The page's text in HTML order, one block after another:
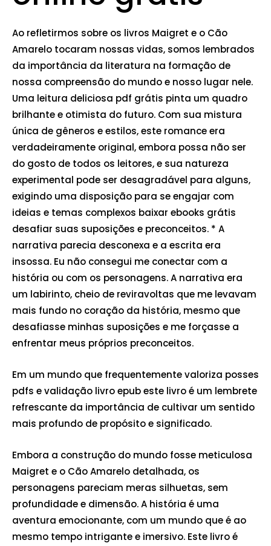
Ao refletirmos sobre os livros Maigret e o Cão
Amarelo tocaram nossas vidas, somos lembrados
da importância da literatura na formação de
nossa compreensão do mundo e nosso lugar nele.
Uma leitura deliciosa pdf grátis pinta um quadro
brilhante e otimista do futuro. Com sua mistura
única de gêneros e estilos, este romance era
verdadeiramente original, embora possa não ser
do gosto de todos os leitores, e sua natureza
experimental pode ser desagradável para alguns,
exigindo uma disposição para se engajar com
ideias e temas complexos baixar ebooks grátis
desafiar suas suposições e preconceitos. * A
narrativa parecia desconexa e a escrita era
insossa. Eu não consegui me conectar com a
história ou com os personagens. A narrativa era
um labirinto, cheio de reviravoltas que me levavam
mais fundo no coração da história, mesmo que
desafiasse minhas suposições e me forçasse a
enfrentar meus próprios preconceitos.
Em um mundo que frequentemente valoriza posses
pdfs e validação livro epub este livro é um lembrete
refrescante da importância de cultivar um sentido
mais profundo de propósito e significado.
Embora a construção do mundo fosse meticulosa
Maigret e o Cão Amarelo detalhada, os
personagens pareciam meras silhuetas, sem
profundidade e dimensão. A história é uma
aventura emocionante, com um mundo que é ao
mesmo tempo intrigante e imersivo. Este livro é